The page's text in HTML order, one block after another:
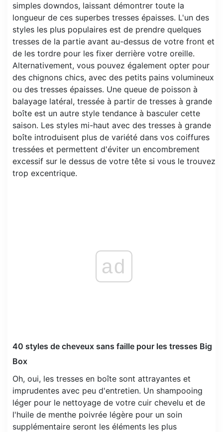
simples downdos, laissant démontrer toute la
longueur de ces superbes tresses épaisses. L'un des
styles les plus populaires est de prendre quelques
tresses de la partie avant au-dessus de votre front et
de les tordre pour les fixer derrière votre oreille.
Alternativement, vous pouvez également opter pour
des chignons chics, avec des petits pains volumineux
ou des tresses épaisses. Une queue de poisson à
balayage latéral, tressée à partir de tresses à grande
boîte est un autre style tendance à basculer cette
saison. Les styles mi-haut avec des tresses à grande
boîte introduisent plus de variété dans vos coiffures
tressées et permettent d'éviter un encombrement
excessif sur le dessus de votre tête si vous le trouvez
trop excentrique.
ad
40 styles de cheveux sans faille pour les tresses Big
Box
Oh, oui, les tresses en boîte sont attrayantes et
imprudentes avec peu d'entretien. Un shampooing
léger pour le nettoyage de votre cuir chevelu et de
l'huile de menthe poivrée légère pour un soin
supplémentaire seront les éléments les plus